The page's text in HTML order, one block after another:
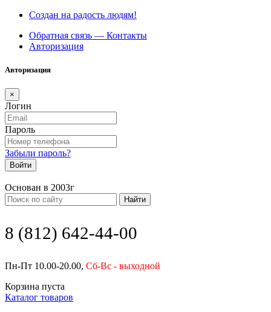
Создан на радость людям!
Обратная связь — Контакты
Авторизация
Авторизация
×
Логин
Пароль
Забыли пароль?
Войти
Основан в 2003г
Найти
8 (812) 642-44-00
Пн-Пт 10.00-20.00, Сб-Вс - выходной
Корзина пуста
Каталог товаров